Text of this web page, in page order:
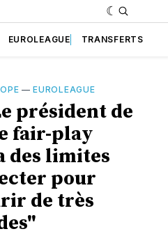
EUROLEAGUE TRANSFERTS
—EUROLEAGUE
président de
fair-play
des limites
pour
de très